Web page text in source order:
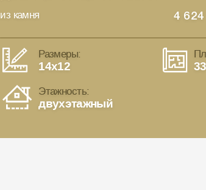
из камня 4
Размеры:
14x12
Этажность:
двухэтажный